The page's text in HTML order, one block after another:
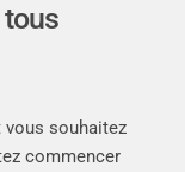
vous souhaitez
commencer